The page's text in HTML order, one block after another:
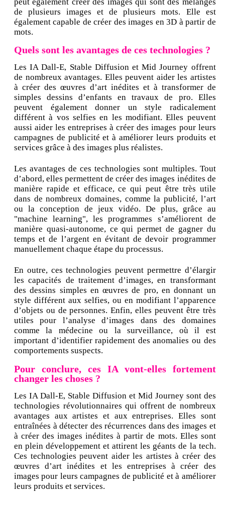
de plusieurs images et de plusieurs mots. Elle est
également capable de créer des images en 3D à partir de
mots.
Quels sont les avantages de ces technologies ?
Les IA Dall-E, Stable Diffusion et Mid Journey offrent
de nombreux avantages. Elles peuvent aider les artistes
à créer des œuvres d’art inédites et à transformer de
simples dessins d’enfants en travaux de pro. Elles
peuvent également donner un style radicalement
différent à vos selfies en les modifiant. Elles peuvent
aussi aider les entreprises à créer des images pour leurs
campagnes de publicité et à améliorer leurs produits et
services grâce à des images plus réalistes.
Les avantages de ces technologies sont multiples. Tout
d’abord, elles permettent de créer des images inédites de
manière rapide et efficace, ce qui peut être très utile
dans de nombreux domaines, comme la publicité, l’art
ou la conception de jeux vidéo. De plus, grâce au
"machine learning", les programmes s’améliorent de
manière quasi-autonome, ce qui permet de gagner du
temps et de l’argent en évitant de devoir programmer
manuellement chaque étape du processus.
En outre, ces technologies peuvent permettre d’élargir
les capacités de traitement d’images, en transformant
des dessins simples en œuvres de pro, en donnant un
style différent aux selfies, ou en modifiant l’apparence
d’objets ou de personnes. Enfin, elles peuvent être très
utiles pour l’analyse d’images dans des domaines
comme la médecine ou la surveillance, où il est
important d’identifier rapidement des anomalies ou des
comportements suspects.
Pour conclure, ces IA vont-elles fortement
changer les choses ?
Les IA Dall-E, Stable Diffusion et Mid Journey sont des
technologies révolutionnaires qui offrent de nombreux
avantages aux artistes et aux entreprises. Elles sont
entraînées à détecter des récurrences dans des images et
à créer des images inédites à partir de mots. Elles sont
en plein développement et attirent les géants de la tech.
Ces technologies peuvent aider les artistes à créer des
œuvres d’art inédites et les entreprises à créer des
images pour leurs campagnes de publicité et à améliorer
leurs produits et services.